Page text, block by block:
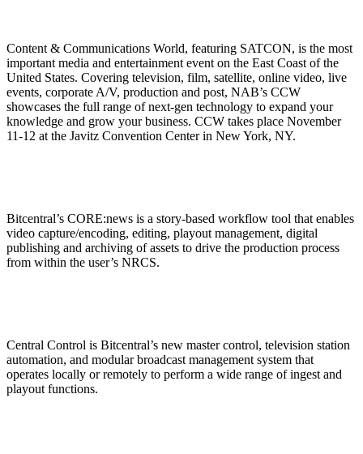
Content & Communications World, featuring SATCON, is the most
important media and entertainment event on the East Coast of the
United States. Covering television, film, satellite, online video, live
events, corporate A/V, production and post, NAB’s CCW
showcases the full range of next-gen technology to expand your
knowledge and grow your business. CCW takes place November
11-12 at the Javitz Convention Center in New York, NY.
Bitcentral’s CORE:news is a story-based workflow tool that enables
video capture/encoding, editing, playout management, digital
publishing and archiving of assets to drive the production process
from within the user’s NRCS.
Central Control is Bitcentral’s new master control, television station
automation, and modular broadcast management system that
operates locally or remotely to perform a wide range of ingest and
playout functions.